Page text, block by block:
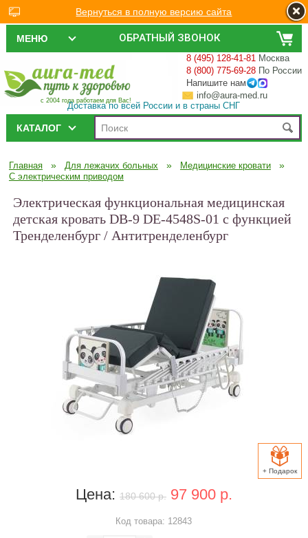
ОБРАТНЫЙ ЗВОНОК
МЕНЮ
с 2004 года работаем для Вас!
8 (495) 128-41-81 Москва
8 (800) 775-69-28 По России
Напишите нам
info@aura-med.ru
Доставка по всей России и в страны СНГ
КАТАЛОГ
Главная » Для лежачих больных » Медицинские кровати »
С электрическим приводом
Электрическая функциональная медицинская
детская кровать DB-9 DE-4548S-01 с функцией
Тренделенбург / Антитренделенбург
+ Подарок
Цена: 180 600 р. 97 900 р.
Код товара: 12843
Вернуться в полную версию сайта